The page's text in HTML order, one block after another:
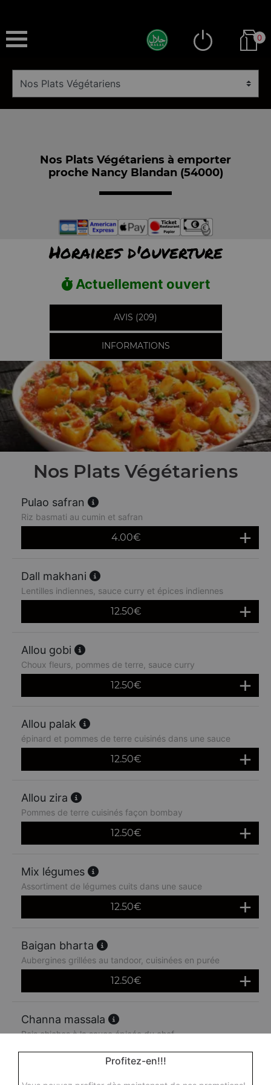
0
Nos Plats Végétariens à emporter
proche Nancy Blandan (54000)
Horaires d'ouverture
Actuellement ouvert
AVIS (209)
INFORMATIONS
Nos Plats Végétariens
Pulao safran
Riz basmati au cumin et safran
4.00€
Dall makhani
Lentilles indiennes, sauce curry et épices indiennes
12.50€
Allou gobi
Choux fleurs, pommes de terre, sauce curry
12.50€
Allou palak
épinard et pommes de terre cuisinés dans une sauce
12.50€
Allou zira
Pommes de terre cuisinés façon bombay
12.50€
Mix légumes
Assortiment de légumes cuits dans une sauce
12.50€
Baigan bharta
Aubergines grillées au tandoor, cuisinées en purée
12.50€
Channa massala
Pois chiches à la sauce épicée du chef
12.50€
Profitez-en!!!